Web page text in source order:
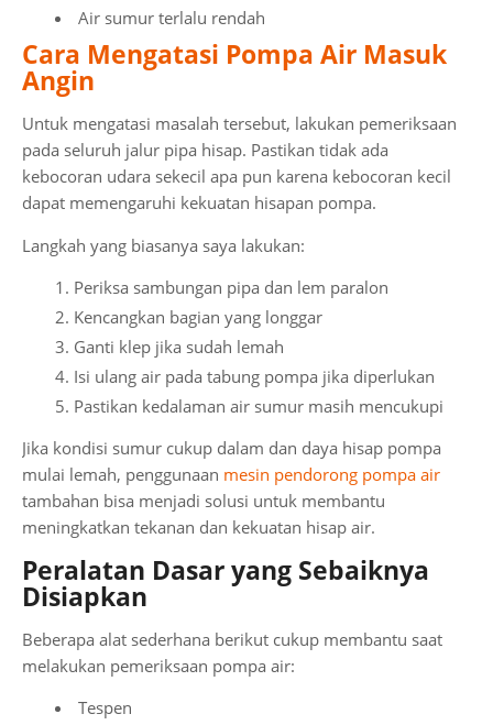
Air sumur terlalu rendah
Cara Mengatasi Pompa Air Masuk
Angin
Untuk mengatasi masalah tersebut, lakukan pemeriksaan
pada seluruh jalur pipa hisap. Pastikan tidak ada
kebocoran udara sekecil apa pun karena kebocoran kecil
dapat memengaruhi kekuatan hisapan pompa.
Langkah yang biasanya saya lakukan:
Periksa sambungan pipa dan lem paralon
Kencangkan bagian yang longgar
Ganti klep jika sudah lemah
Isi ulang air pada tabung pompa jika diperlukan
Pastikan kedalaman air sumur masih mencukupi
Jika kondisi sumur cukup dalam dan daya hisap pompa
mulai lemah, penggunaan mesin pendorong pompa air
tambahan bisa menjadi solusi untuk membantu
meningkatkan tekanan dan kekuatan hisap air.
Peralatan Dasar yang Sebaiknya
Disiapkan
Beberapa alat sederhana berikut cukup membantu saat
melakukan pemeriksaan pompa air:
Tespen